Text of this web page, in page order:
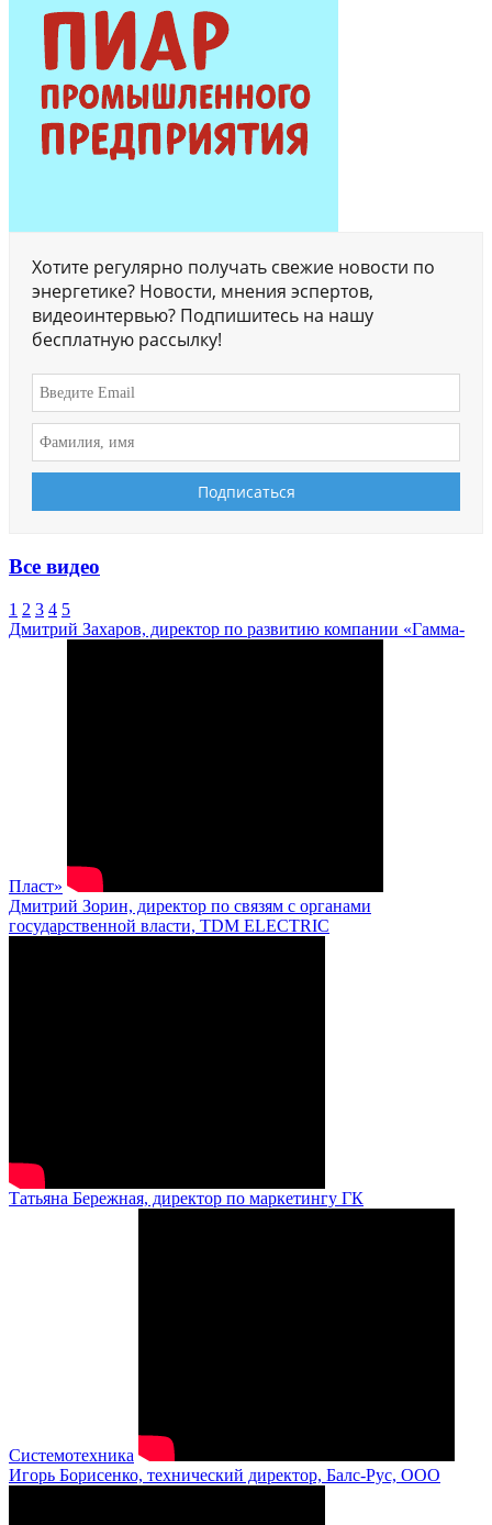
Хотите регулярно получать свежие новости по
энергетике? Новости, мнения эспертов,
видеоинтервью? Подпишитесь на нашу
бесплатную рассылку!
Все видео
1 2 3 4 5
Дмитрий Захаров, директор по развитию компании «Гамма-
Пласт»
Дмитрий Зорин, директор по связям с органами
государственной власти, TDM ELECTRIC
Татьяна Бережная, директор по маркетингу ГК
Системотехника
Игорь Борисенко, технический директор, Балс-Рус, ООО